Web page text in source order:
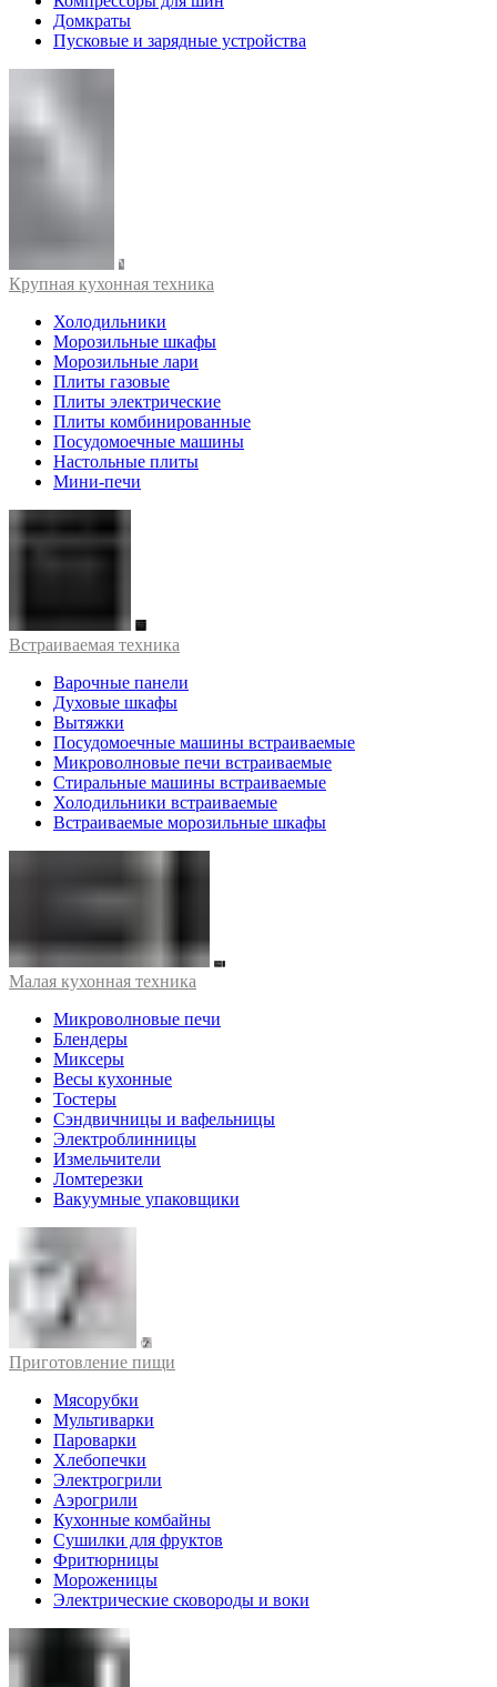
Домкраты
Пусковые и зарядные устройства
Крупная кухонная техника
Холодильники
Морозильные шкафы
Морозильные лари
Плиты газовые
Плиты электрические
Плиты комбинированные
Посудомоечные машины
Настольные плиты
Мини-печи
Встраиваемая техника
Варочные панели
Духовые шкафы
Вытяжки
Посудомоечные машины встраиваемые
Микроволновые печи встраиваемые
Стиральные машины встраиваемые
Холодильники встраиваемые
Встраиваемые морозильные шкафы
Малая кухонная техника
Микроволновые печи
Блендеры
Миксеры
Весы кухонные
Тостеры
Сэндвичницы и вафельницы
Электроблинницы
Измельчители
Ломтерезки
Вакуумные упаковщики
Приготовление пищи
Мясорубки
Мультиварки
Пароварки
Хлебопечки
Электрогрили
Аэрогрили
Кухонные комбайны
Сушилки для фруктов
Фритюрницы
Мороженицы
Электрические сковороды и воки